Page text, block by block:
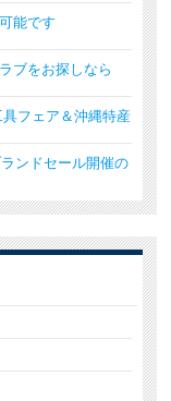
能です
ブをお探しなら
具フェア＆沖縄特産
ンドセール開催の